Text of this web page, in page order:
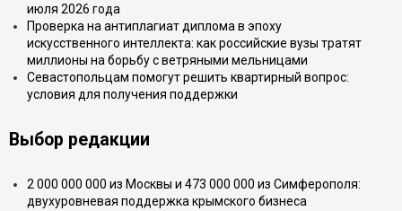
июля 2026 года
Проверка на антиплагиат диплома в эпоху
искусственного интеллекта: как российские вузы тратят
миллионы на борьбу с ветряными мельницами
Севастопольцам помогут решить квартирный вопрос:
условия для получения поддержки
Выбор редакции
2 000 000 000 из Москвы и 473 000 000 из Симферополя:
двухуровневая поддержка крымского бизнеса